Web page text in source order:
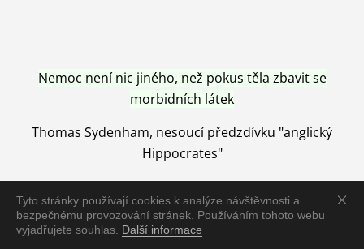
Tyto stránky používají cookies k analýze návštěvnosti a
bezpečnému provozování stránek. Používáním tohoto webu
vyjadřujete souhlas. Další informace
Nemoc není nic jiného, než pokus těla zbavit se
morbidních látek
Thomas Sydenham, nesoucí předzdívku "anglický
Hippocrates"
Nemoc je vyléčena jen pomocí Přírody, neutralizací a